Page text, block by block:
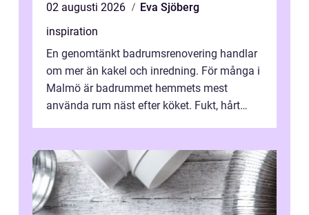
02 augusti 2026
Eva Sjöberg
inspiration
En genomtänkt badrumsrenovering handlar
om mer än kakel och inredning. För många i
Malmö är badrummet hemmets mest
använda rum näst efter köket. Fukt, hårt